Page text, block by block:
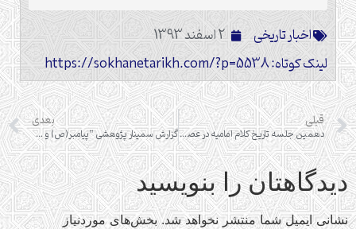
اخبار تاریخی
2 اسفند 1393
لینک کوتاه: https://sokhanetarikh.com/?p=5538
قبلی
دهمین جلسه تاریخ کلام امامیه در عصر حضور ائمه علیهم السلام
بعدی
گزارش سمینار پژوهشی “پیامبر(ص) و مدیریت حل تنش های جامعه مدینه”
دیدگاهتان را بنویسید
نشانی ایمیل شما منتشر نخواهد شد. بخش‌های موردنیاز